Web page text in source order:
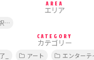
AREA
エリア
…
CATEGORY
カテゴリー
_ アート エンターテ